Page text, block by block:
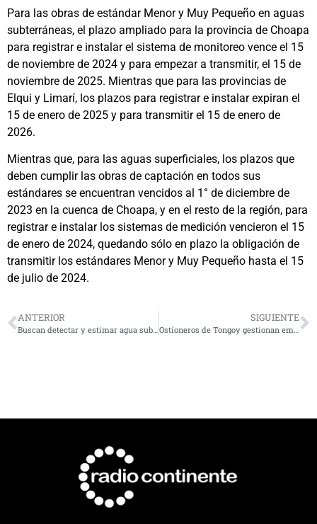
Para las obras de estándar Menor y Muy Pequeño en aguas
subterráneas, el plazo ampliado para la provincia de Choapa
para registrar e instalar el sistema de monitoreo vence el 15
de noviembre de 2024 y para empezar a transmitir, el 15 de
noviembre de 2025. Mientras que para las provincias de
Elqui y Limarí, los plazos para registrar e instalar expiran el
15 de enero de 2025 y para transmitir el 15 de enero de
2026.
Mientras que, para las aguas superficiales, los plazos que
deben cumplir las obras de captación en todos sus
estándares se encuentran vencidos al 1° de diciembre de
2023 en la cuenca de Choapa, y en el resto de la región, para
registrar e instalar los sistemas de medición vencieron el 15
de enero de 2024, quedando sólo en plazo la obligación de
transmitir los estándares Menor y Muy Pequeño hasta el 15
de julio de 2024.
ANTERIOR
Buscan detectar y estimar agua subterránea con ondas sísmicas
SIGUIENTE
Ostioneros de Tongoy gestionan emisión de residuos, a través de una planta de lavado y tratamiento de riles